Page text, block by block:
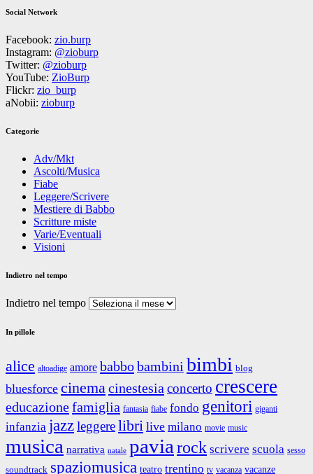
Social Network
Facebook: zio.burp
Instagram: @zioburp
Twitter: @zioburp
YouTube: ZioBurp
Flickr: zio_burp
aNobii: zioburp
Categorie
Adv/Mkt
Ascolti/Musica
Fiabe
Leggere/Scrivere
Mestiere di Babbo
Scritture miste
Varie/Eventuali
Visioni
Indietro nel tempo
Indietro nel tempo
In pillole
alice altoadige amore babbobambini bimbi blog
bluesforce cinemacinestesia concerto crescere
educazionefamiglia fantasia fiabe fondo genitori giganti
infanzia jazzleggerelibri live milano movie music
musica narrativa natale pavia rock scrivere scuola sesso
soundtrack spaziomusica teatro trentino tv vacanza vacanze